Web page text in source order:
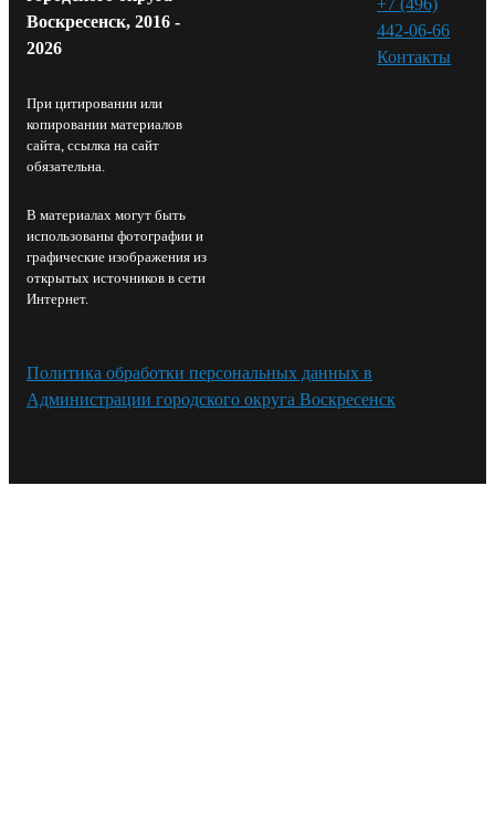
Воскресенск, 2016 -
2026
При цитировании или
копировании материалов
сайта, ссылка на сайт
обязательна.
В материалах могут быть
использованы фотографии и
графические изображения из
открытых источников в сети
Интернет.
442-06-66
Контакты⁠
Политика обработки персональных данных в
Администрации городского округа Воскресенск